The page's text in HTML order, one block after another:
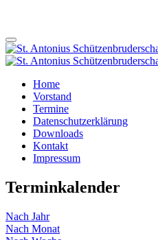
Home
Vorstand
Termine
Datenschutzerklärung
Downloads
Kontakt
Impressum
Terminkalender
Nach Jahr
Nach Monat